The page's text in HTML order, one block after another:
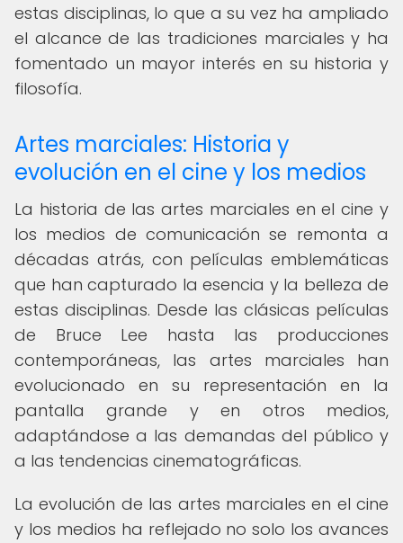
estas disciplinas, lo que a su vez ha ampliado
el alcance de las tradiciones marciales y ha
fomentado un mayor interés en su historia y
filosofía.
Artes marciales: Historia y
evolución en el cine y los medios
La historia de las artes marciales en el cine y
los medios de comunicación se remonta a
décadas atrás, con películas emblemáticas
que han capturado la esencia y la belleza de
estas disciplinas. Desde las clásicas películas
de Bruce Lee hasta las producciones
contemporáneas, las artes marciales han
evolucionado en su representación en la
pantalla grande y en otros medios,
adaptándose a las demandas del público y
a las tendencias cinematográficas.
La evolución de las artes marciales en el cine
y los medios ha reflejado no solo los avances